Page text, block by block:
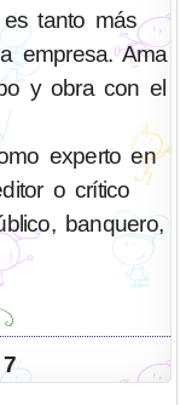
tanto más
empresa. Ama
y obra con el
experto en
o crítico
banquero,
7